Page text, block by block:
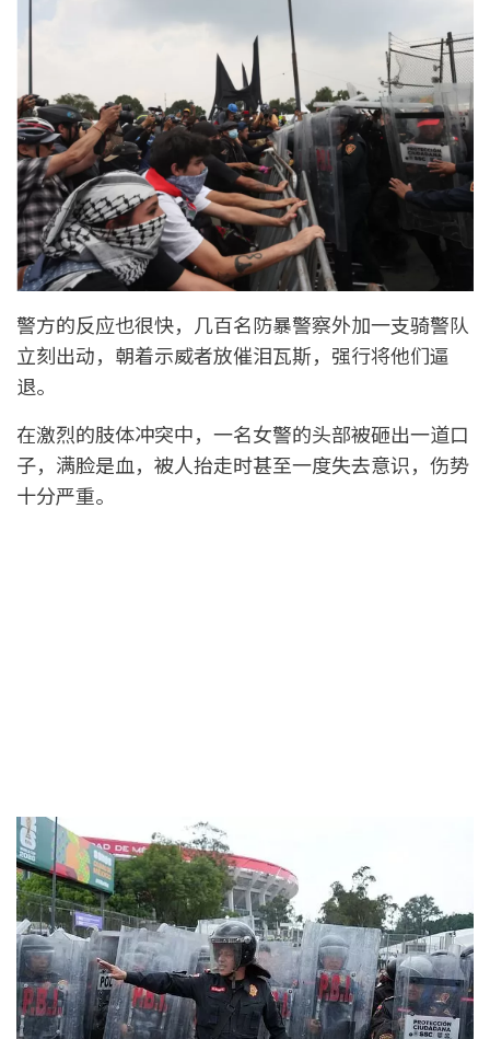
警方的反应也很快，几百名防暴警察外加一支骑警队
立刻出动，朝着示威者放催泪瓦斯，强行将他们逼
退。
在激烈的肢体冲突中，一名女警的头部被砸出一道口
子，满脸是血，被人抬走时甚至一度失去意识，伤势
十分严重。